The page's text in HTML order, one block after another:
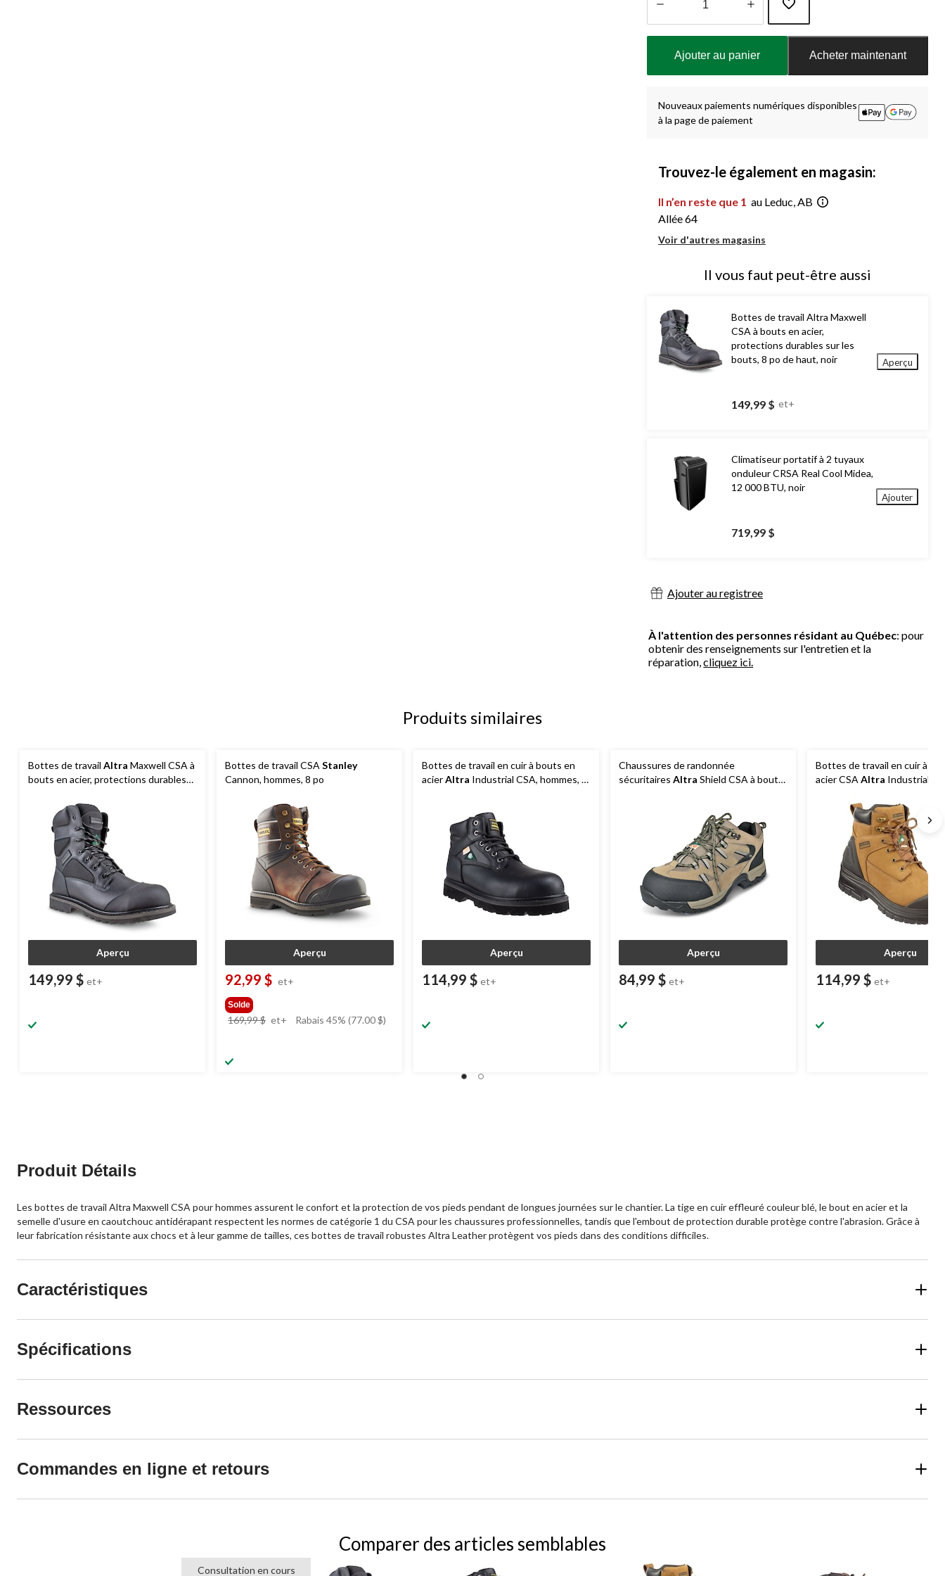
Ajouter au panier Acheter maintenant
Nouveaux paiements numériques disponibles
à la page de paiement
Trouvez-le également en magasin:
Il n’en reste que 1 au Leduc, AB
Allée 64
Voir d'autres magasins
Il vous faut peut-être aussi
Bottes de travail Altra Maxwell
CSA à bouts en acier,
protections durables sur les
bouts, 8 po de haut, noir
149,99 $ et+
Aperçu
Climatiseur portatif à 2 tuyaux
onduleur CRSA Real Cool Midea,
12 000 BTU, noir
719,99 $
Ajouter
Ajouter au registree
À l'attention des personnes résidant au Québec: pour
obtenir des renseignements sur l'entretien et la
réparation,cliquez ici.
Produits similaires
Bottes de travail Altra Maxwell CSA à
bouts en acier, protections durables
Aperçu
149,99 $ et+
Bottes de travail CSA Stanley
Cannon, hommes, 8 po
Aperçu
92,99 $ et+
Solde
169,99 $ et+ prixRabais 45% (77.00 $)
Bottes de travail en cuir à bouts en
acierAltra Industrial CSA, hommes, 6
Aperçu
114,99 $ et+
Chaussures de randonnée
sécuritaires Altra Shield CSA à bout
Aperçu
84,99 $ et+
Bottes de travail en cuir à
acier CSA Altra Industrial
Aperçu
114,99 $ et+
Produit Détails
Les bottes de travail Altra Maxwell CSA pour hommes assurent le confort et la protection de vos pieds pendant de longues journées sur le chantier. La tige en cuir effleuré couleur blé, le bout en acier et la
semelle d'usure en caoutchouc antidérapant respectent les normes de catégorie 1 du CSA pour les chaussures professionnelles, tandis que l'embout de protection durable protège contre l'abrasion. Grâce à
leur fabrication résistante aux chocs et à leur gamme de tailles, ces bottes de travail robustes Altra Leather protègent vos pieds dans des conditions difficiles.
Caractéristiques
Spécifications
Ressources
Commandes en ligne et retours
Comparer des articles semblables
Consultation en cours